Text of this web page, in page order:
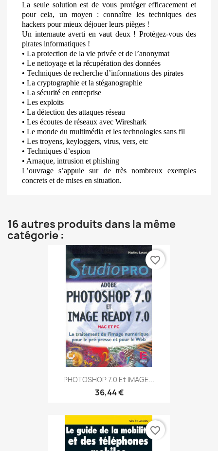
La seule solution est de vous protéger efficacement et
pour cela, un moyen : connaître les techniques des
hackers pour mieux déjouer leurs pièges !
Un internaute averti en vaut deux ! Protégez-vous des
pirates informatiques !
• La protection de la vie privée et de l’anonymat
• Le nettoyage et la récupération des données
• Techniques de recherche d’informations des pirates
• La cryptographie et la stéganographie
• La sécurité en entreprise
• Les exploits
• La détection des attaques réseau
• Les écoutes de réseaux avec Wireshark
• Le monde du multimédia et les technologies sans fil
• Les troyens, keyloggers, virus, vers, etc
• Techniques d’espion
• Arnaque, intrusion et phishing
L’ouvrage s’appuie sur de très nombreux exemples
concrets et de mises en situation.
16 autres produits dans la même
catégorie :
PHOTOSHOP 7.0 Et IMAGE...
36,44 €
favorite_border
favorite_border